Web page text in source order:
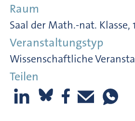
Raum
Saal der Math.-nat. Klasse,
Veranstaltungstyp
Wissenschaftliche
Teilen